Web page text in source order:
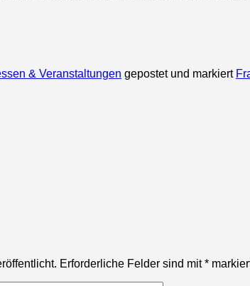
& Veranstaltungen gepostet und markiert
Erforderliche Felder sind mit*